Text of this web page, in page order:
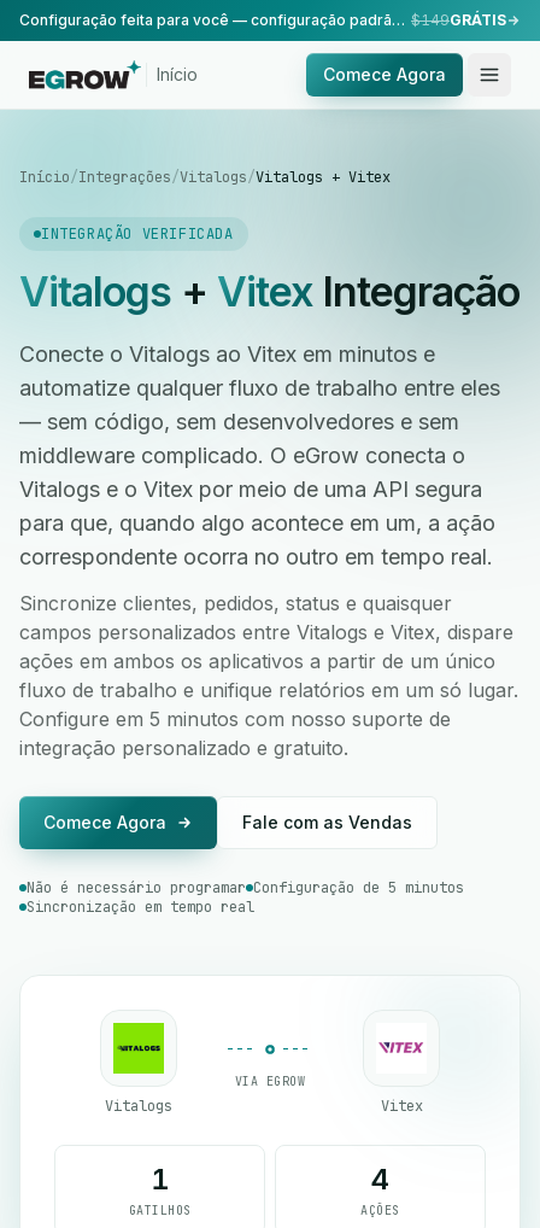
Configuração feita para você — configuração padrão, realizada pela nossa equipe. $149GRÁTIS
Início Comece Agora
Início/Integrações/Vitalogs/Vitalogs + Vitex
INTEGRAÇÃO VERIFICADA
Vitalogs+ VitexIntegração
Conecte o Vitalogs ao Vitex em minutos e
automatize qualquer fluxo de trabalho entre eles
— sem código, sem desenvolvedores e sem
middleware complicado. O eGrow conecta o
Vitalogs e o Vitex por meio de uma API segura
para que, quando algo acontece em um, a ação
correspondente ocorra no outro em tempo real.
Sincronize clientes, pedidos, status e quaisquer
campos personalizados entre Vitalogs e Vitex, dispare
ações em ambos os aplicativos a partir de um único
fluxo de trabalho e unifique relatórios em um só lugar.
Configure em 5 minutos com nosso suporte de
integração personalizado e gratuito.
Comece Agora Fale com as Vendas
Não é necessário programar Configuração de 5 minutos
Sincronização em tempo real
Vitalogs
VIA EGROW
Vitex
1
GATILHOS
4
AÇÕES